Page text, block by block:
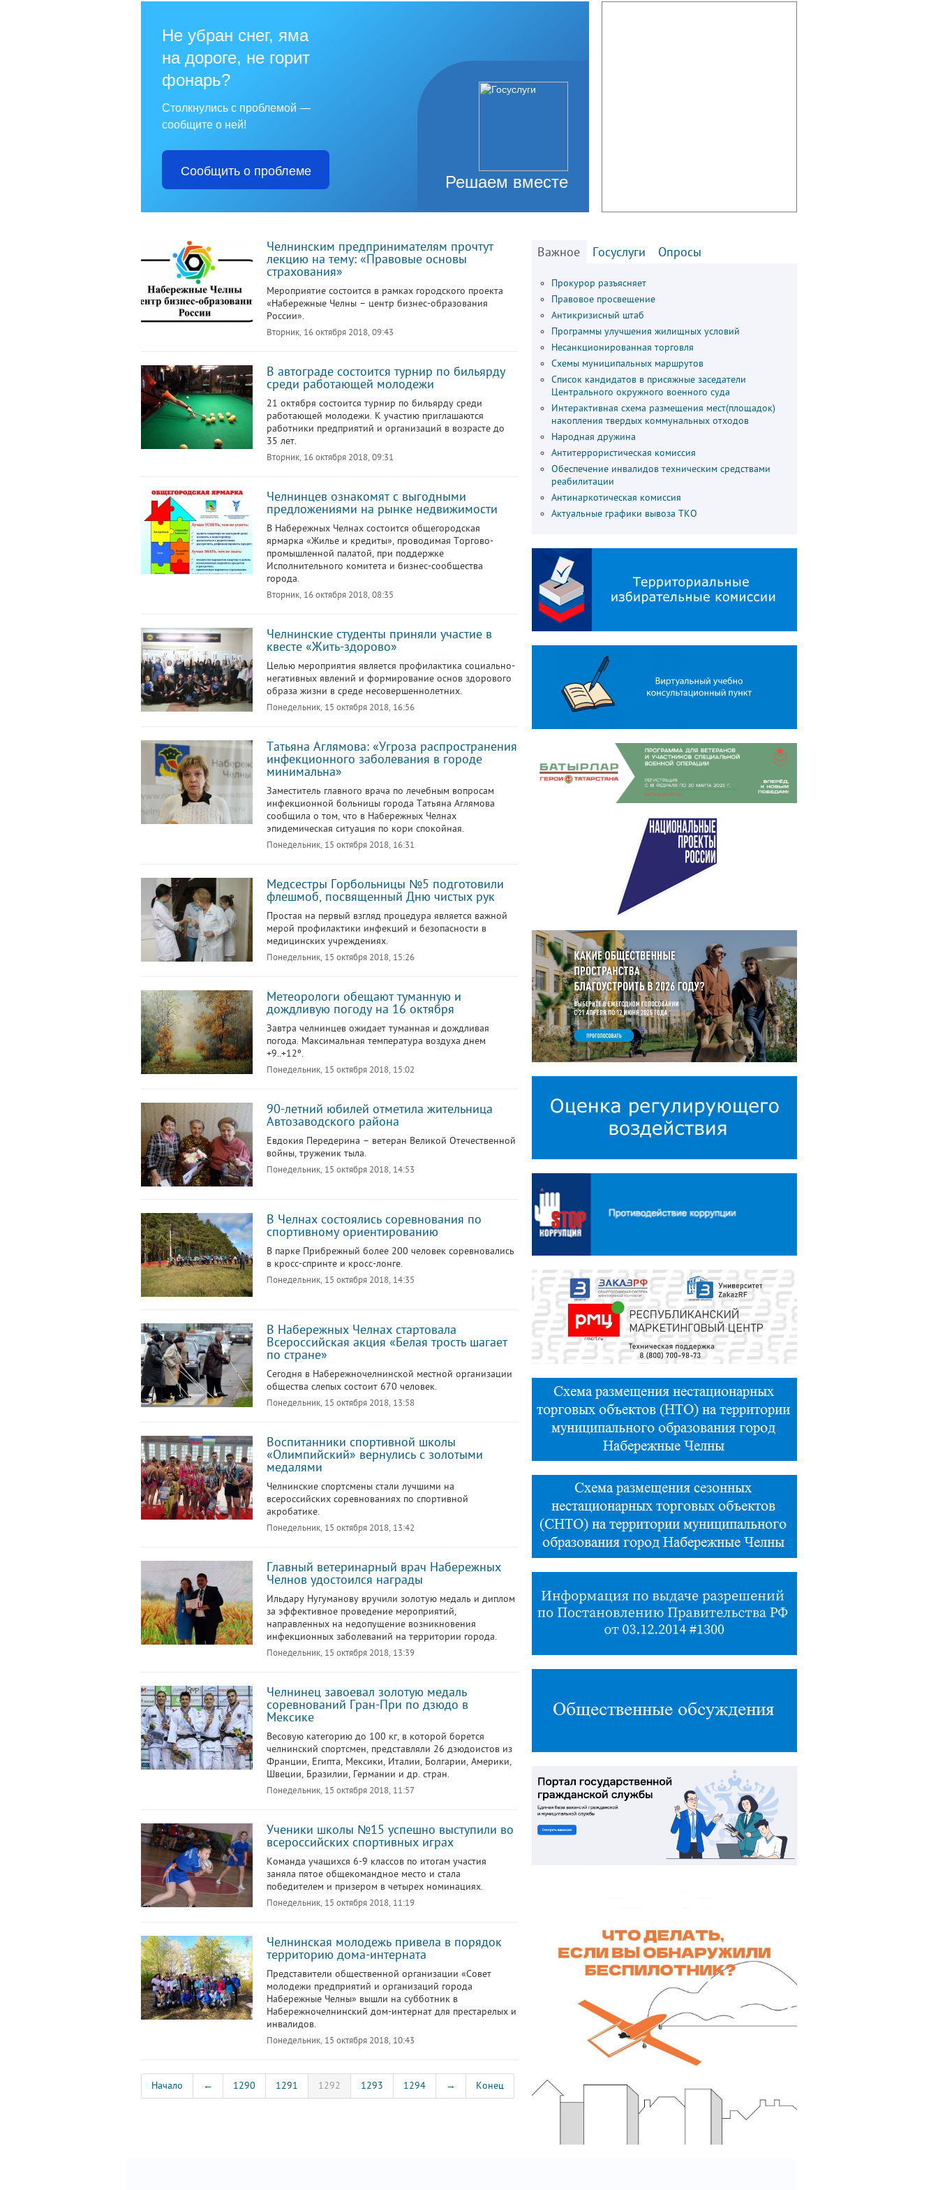
Решаем вместе
Не убран снег, яма
на дороге, не горит
фонарь?
Столкнулись с проблемой —
сообщите о ней!
Сообщить о проблеме
Челнинским предпринимателям прочтут
лекцию на тему: «Правовые основы
страхования»
Мероприятие состоится в рамках городского проекта
«Набережные Челны – центр бизнес-образования
России».
Вторник, 16 октября 2018, 09:43
В автограде состоится турнир по бильярду
среди работающей молодежи
21 октября состоится турнир по бильярду среди
работающей молодежи. К участию приглашаются
работники предприятий и организаций в возрасте до
35 лет.
Вторник, 16 октября 2018, 09:31
Челнинцев ознакомят с выгодными
предложениями на рынке недвижимости
В Набережных Челнах состоится общегородская
ярмарка «Жилье и кредиты», проводимая Торгово-
промышленной палатой, при поддержке
Исполнительного комитета и бизнес-сообщества
города.
Вторник, 16 октября 2018, 08:35
Челнинские студенты приняли участие в
квесте «Жить-здорово»
Целью мероприятия является профилактика социально-
негативных явлений и формирование основ здорового
образа жизни в среде несовершеннолетних.
Понедельник, 15 октября 2018, 16:56
Татьяна Аглямова: «Угроза распространения
инфекционного заболевания в городе
минимальна»
Заместитель главного врача по лечебным вопросам
инфекционной больницы города Татьяна Аглямова
сообщила о том, что в Набережных Челнах
эпидемическая ситуация по кори спокойная.
Понедельник, 15 октября 2018, 16:31
Медсестры Горбольницы №5 подготовили
флешмоб, посвященный Дню чистых рук
Простая на первый взгляд процедура является важной
мерой профилактики инфекций и безопасности в
медицинских учреждениях.
Понедельник, 15 октября 2018, 15:26
Метеорологи обещают туманную и
дождливую погоду на 16 октября
Завтра челнинцев ожидает туманная и дождливая
погода. Максимальная температура воздуха днем
+9..+12º.
Понедельник, 15 октября 2018, 15:02
90-летний юбилей отметила жительница
Автозаводского района
Евдокия Передерина – ветеран Великой Отечественной
войны, труженик тыла.
Понедельник, 15 октября 2018, 14:53
В Челнах состоялись соревнования по
спортивному ориентированию
В парке Прибрежный более 200 человек соревновались
в кросс-спринте и кросс-лонге.
Понедельник, 15 октября 2018, 14:35
В Набережных Челнах стартовала
Всероссийская акция «Белая трость шагает
по стране»
Сегодня в Набережночелнинской местной организации
общества слепых состоит 670 человек.
Понедельник, 15 октября 2018, 13:58
Воспитанники спортивной школы
«Олимпийский» вернулись с золотыми
медалями
Челнинские спортсмены стали лучшими на
всероссийских соревнованиях по спортивной
акробатике.
Понедельник, 15 октября 2018, 13:42
Главный ветеринарный врач Набережных
Челнов удостоился награды
Ильдару Нугуманову вручили золотую медаль и диплом
за эффективное проведение мероприятий,
направленных на недопущение возникновения
инфекционных заболеваний на территории города.
Понедельник, 15 октября 2018, 13:39
Челнинец завоевал золотую медаль
соревнований Гран-При по дзюдо в
Мексике
Весовую категорию до 100 кг, в которой борется
челнинский спортсмен, представляли 26 дзюдоистов из
Франции, Египта, Мексики, Италии, Болгарии, Америки,
Швеции, Бразилии, Германии и др. стран.
Понедельник, 15 октября 2018, 11:57
Ученики школы №15 успешно выступили во
всероссийских спортивных играх
Команда учащихся 6-9 классов по итогам участия
заняла пятое общекомандное место и стала
победителем и призером в четырех номинациях.
Понедельник, 15 октября 2018, 11:19
Челнинская молодежь привела в порядок
территорию дома-интерната
Представители общественной организации «Совет
молодежи предприятий и организаций города
Набережные Челны» вышли на субботник в
Набережночелнинский дом-интернат для престарелых и
инвалидов.
Понедельник, 15 октября 2018, 10:43
Начало ← 1290 1291 1292 1293 1294 → Конец
Важное Госуслуги Опросы
Прокурор разъясняет
Правовое просвещение
Антикризисный штаб
Программы улучшения жилищных условий
Несанкционированная торговля
Схемы муниципальных маршрутов
Список кандидатов в присяжные заседатели
Центрального окружного военного суда
Интерактивная схема размещения мест(площадок)
накопления твердых коммунальных отходов
Народная дружина
Антитеррористическая комиссия
Обеспечение инвалидов техническим средствами
реабилитации
Антинаркотическая комиссия
Актуальные графики вывоза ТКО